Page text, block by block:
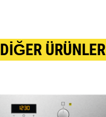
DIĞER ÜRÜNLER